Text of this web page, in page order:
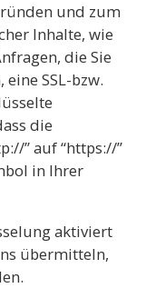
und zum
Inhalte, wie
die Sie
SSL-bzw.
die
” auf “https://”
in Ihrer
aktiviert
übermitteln,